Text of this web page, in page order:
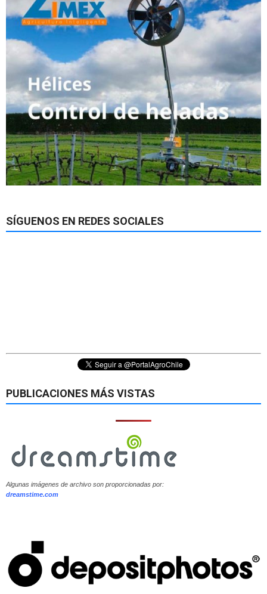
SÍGUENOS EN REDES SOCIALES
PUBLICACIONES MÁS VISTAS
Algunas imágenes de archivo son proporcionadas por:
dreamstime.com